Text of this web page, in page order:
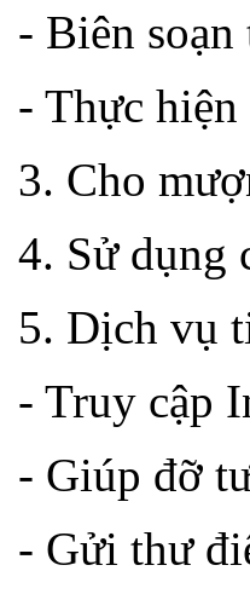
- Biên soạn
- Thực hiện
3. Cho
4. Sử dụng
5. Dịch vụ
- Truy cập
- Giúp đỡ
- Gửi thư